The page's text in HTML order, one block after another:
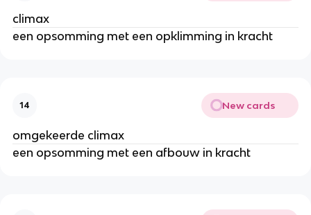
climax
een opsomming met een opklimming in kracht
14 New cards
omgekeerde climax
een opsomming met een afbouw in kracht